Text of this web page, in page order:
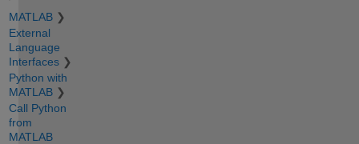
MATLAB
External
Language
Interfaces
Python with
MATLAB
Call Python
from
MATLAB